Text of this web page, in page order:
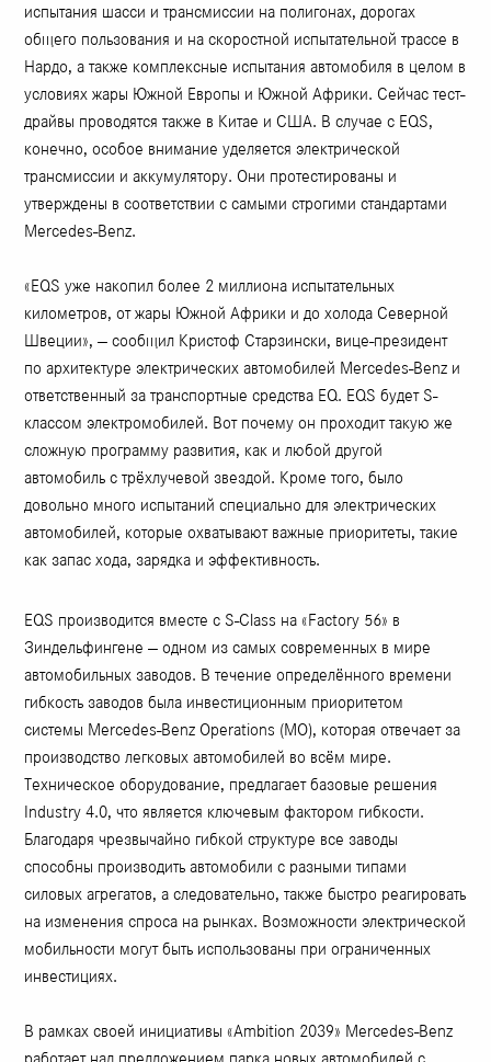
испытания шасси и трансмиссии на полигонах, дорогах
общего пользования и на скоростной испытательной трассе в
Нардо, а также комплексные испытания автомобиля в целом в
условиях жары Южной Европы и Южной Африки. Сейчас тест-
драйвы проводятся также в Китае и США. В случае с EQS,
конечно, особое внимание уделяется электрической
трансмиссии и аккумулятору. Они протестированы и
утверждены в соответствии с самыми строгими стандартами
Mercedes-Benz.
«EQS уже накопил более 2 миллиона испытательных
километров, от жары Южной Африки и до холода Северной
Швеции», — сообщил Кристоф Старзински, вице-президент
по архитектуре электрических автомобилей Mercedes-Benz и
ответственный за транспортные средства EQ. EQS будет S-
классом электромобилей. Вот почему он проходит такую ​​же
сложную программу развития, как и любой другой
автомобиль с трёхлучевой звездой. Кроме того, было
довольно много испытаний специально для электрических
автомобилей, которые охватывают важные приоритеты, такие
как запас хода, зарядка и эффективность.
EQS производится вместе с S-Class на «Factory 56» в
Зиндельфингене — одном из самых современных в мире
автомобильных заводов. В течение определённого времени
гибкость заводов была инвестиционным приоритетом
системы Mercedes-Benz Operations (MO), которая отвечает за
производство легковых автомобилей во всём мире.
Техническое оборудование, предлагает базовые решения
Industry 4.0, что является ключевым фактором гибкости.
Благодаря чрезвычайно гибкой структуре все заводы
способны производить автомобили с разными типами
силовых агрегатов, а следовательно, также быстро реагировать
на изменения спроса на рынках. Возможности электрической
мобильности могут быть использованы при ограниченных
инвестициях.
В рамках своей инициативы «Ambition 2039» Mercedes-Benz